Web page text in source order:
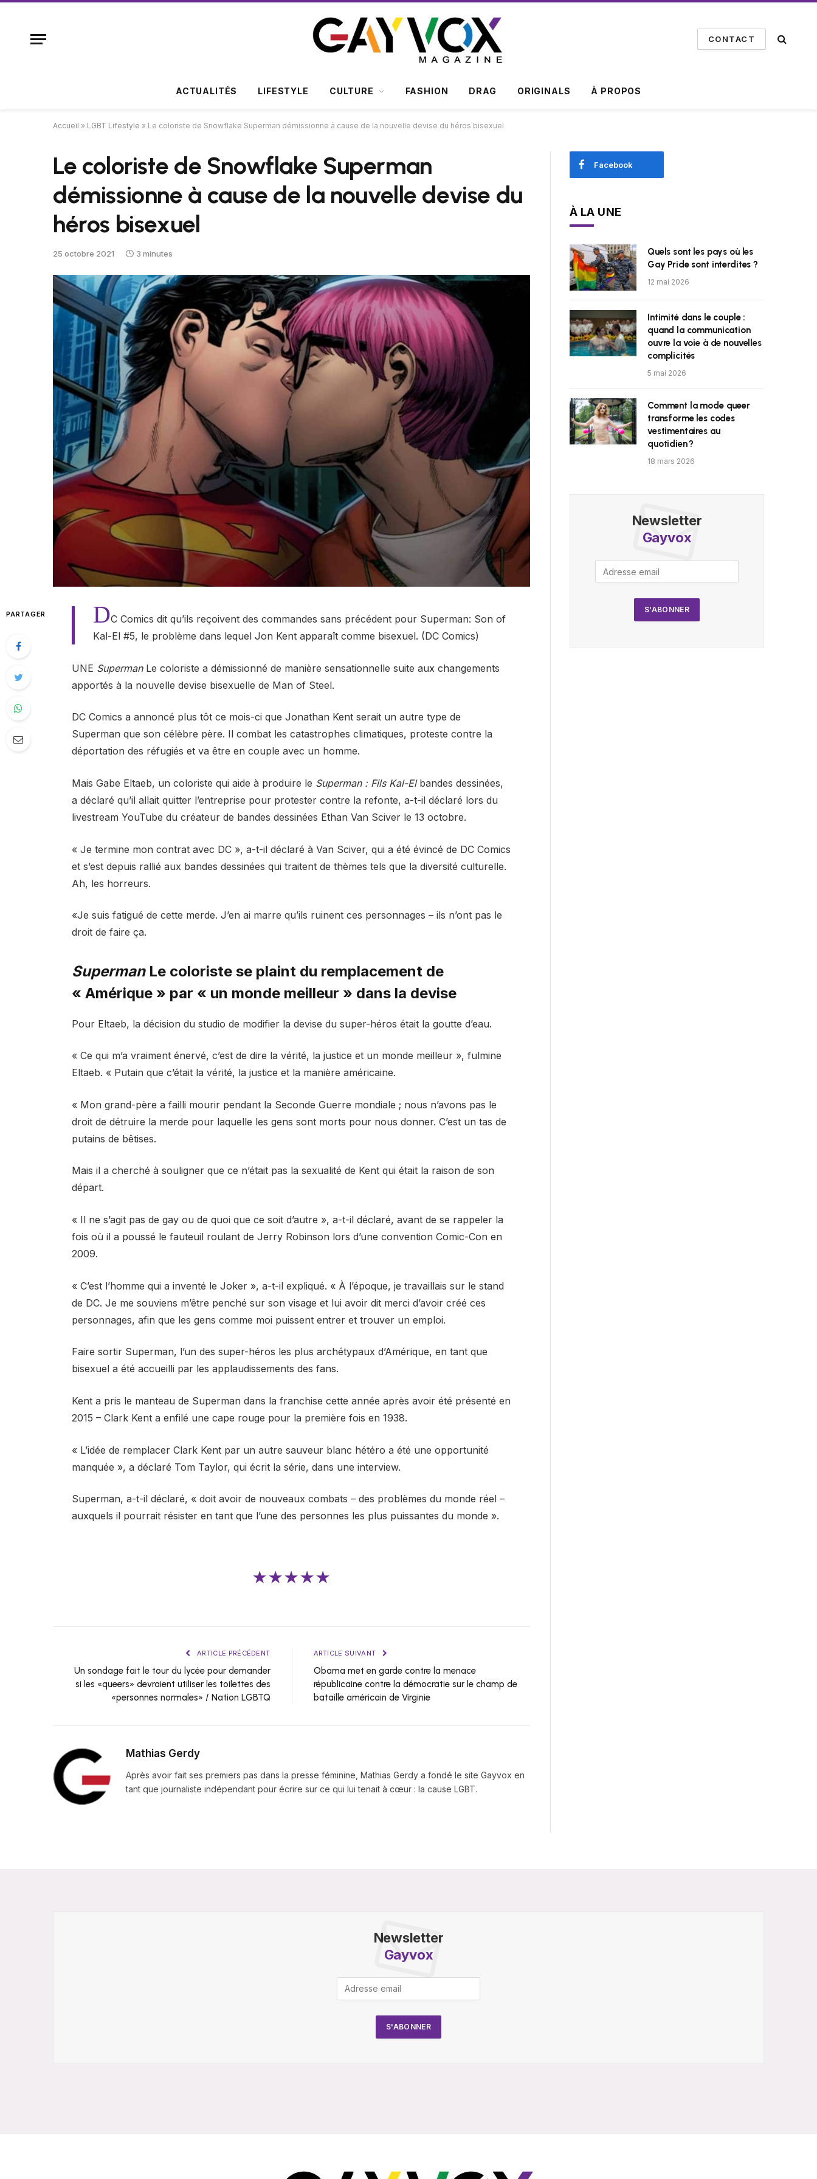
CONTACT
ACTUALITÉS LIFESTYLE CULTURE FASHION DRAG ORIGINALS À PROPOS
Accueil » LGBT Lifestyle » Le coloriste de Snowflake Superman démissionne à cause de la nouvelle devise du héros bisexuel
Le coloriste de Snowflake Superman
démissionne à cause de la nouvelle devise du
héros bisexuel
25 octobre 2021 3 minutes
PARTAGER DC Comics dit qu’ils reçoivent des commandes sans précédent pour Superman: Son of
Kal-El #5, le problème dans lequel Jon Kent apparaît comme bisexuel. (DC Comics)
UNE SupermanLe coloriste a démissionné de manière sensationnelle suite aux changements
apportés à la nouvelle devise bisexuelle de Man of Steel.
DC Comics a annoncé plus tôt ce mois-ci que Jonathan Kent serait un autre type de
Superman que son célèbre père. Il combat les catastrophes climatiques, proteste contre la
déportation des réfugiés et va être en couple avec un homme.
Mais Gabe Eltaeb, un coloriste qui aide à produire le Superman : Fils Kal-Elbandes dessinées,
a déclaré qu’il allait quitter l’entreprise pour protester contre la refonte, a-t-il déclaré lors du
livestream YouTube du créateur de bandes dessinées Ethan Van Sciver le 13 octobre.
« Je termine mon contrat avec DC », a-t-il déclaré à Van Sciver, qui a été évincé de DC Comics
et s’est depuis rallié aux bandes dessinées qui traitent de thèmes tels que la diversité culturelle.
Ah, les horreurs.
«Je suis fatigué de cette merde. J’en ai marre qu’ils ruinent ces personnages – ils n’ont pas le
droit de faire ça.
SupermanLe coloriste se plaint du remplacement de
« Amérique » par « un monde meilleur » dans la devise
Pour Eltaeb, la décision du studio de modifier la devise du super-héros était la goutte d’eau.
« Ce qui m’a vraiment énervé, c’est de dire la vérité, la justice et un monde meilleur », fulmine
Eltaeb. « Putain que c’était la vérité, la justice et la manière américaine.
« Mon grand-père a failli mourir pendant la Seconde Guerre mondiale ; nous n’avons pas le
droit de détruire la merde pour laquelle les gens sont morts pour nous donner. C’est un tas de
putains de bêtises.
Mais il a cherché à souligner que ce n’était pas la sexualité de Kent qui était la raison de son
départ.
« Il ne s’agit pas de gay ou de quoi que ce soit d’autre », a-t-il déclaré, avant de se rappeler la
fois où il a poussé le fauteuil roulant de Jerry Robinson lors d’une convention Comic-Con en
2009.
« C’est l’homme qui a inventé le Joker », a-t-il expliqué. « À l’époque, je travaillais sur le stand
de DC. Je me souviens m’être penché sur son visage et lui avoir dit merci d’avoir créé ces
personnages, afin que les gens comme moi puissent entrer et trouver un emploi.
Faire sortir Superman, l’un des super-héros les plus archétypaux d’Amérique, en tant que
bisexuel a été accueilli par les applaudissements des fans.
Kent a pris le manteau de Superman dans la franchise cette année après avoir été présenté en
2015 – Clark Kent a enfilé une cape rouge pour la première fois en 1938.
« L’idée de remplacer Clark Kent par un autre sauveur blanc hétéro a été une opportunité
manquée », a déclaré Tom Taylor, qui écrit la série, dans une interview.
Superman, a-t-il déclaré, « doit avoir de nouveaux combats – des problèmes du monde réel –
auxquels il pourrait résister en tant que l’une des personnes les plus puissantes du monde ».
★★★★★
ARTICLE PRÉCÉDENT
Un sondage fait le tour du lycée pour demander
si les «queers» devraient utiliser les toilettes des
«personnes normales» / Nation LGBTQ
ARTICLE SUIVANT
Obama met en garde contre la menace
républicaine contre la démocratie sur le champ de
bataille américain de Virginie
Mathias Gerdy
Après avoir fait ses premiers pas dans la presse féminine, Mathias Gerdy a fondé le site Gayvox en
tant que journaliste indépendant pour écrire sur ce qui lui tenait à cœur : la cause LGBT.
Facebook
À LA UNE
Quels sont les pays où les
Gay Pride sont interdites ?
12 mai 2026
Intimité dans le couple :
quand la communication
ouvre la voie à de nouvelles
complicités
5 mai 2026
Comment la mode queer
transforme les codes
vestimentaires au
quotidien ?
18 mars 2026
Newsletter
Gayvox
Newsletter
Gayvox